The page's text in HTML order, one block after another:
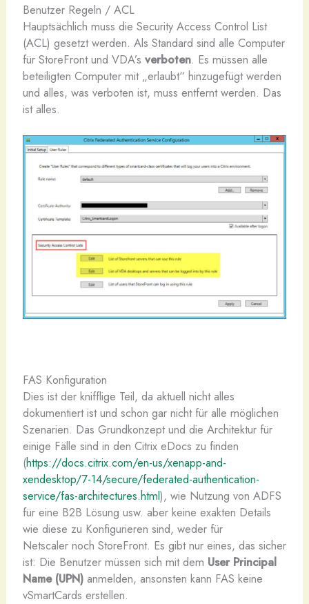
Benutzer Regeln / ACL
Hauptsächlich muss die Security Access Control List
(ACL) gesetzt werden. Als Standard sind alle Computer
für StoreFront und VDA’s verboten. Es müssen alle
beteiligten Computer mit „erlaubt“ hinzugefügt werden
und alles, was verboten ist, muss entfernt werden. Das
ist alles.
FAS Konfiguration
Dies ist der knifflige Teil, da aktuell nicht alles
dokumentiert ist und schon gar nicht für alle möglichen
Szenarien. Das Grundkonzept und die Architektur für
einige Fälle sind in den Citrix eDocs zu finden
(https://docs.citrix.com/en-us/xenapp-and-
xendesktop/7-14/secure/federated-authentication-
service/fas-architectures.html), wie Nutzung von ADFS
für eine B2B Lösung usw. aber keine exakten Details
wie diese zu Konfigurieren sind, weder für
Netscaler noch StoreFront. Es gibt nur eines, das sicher
ist: Die Benutzer müssen sich mit dem User Principal
Name (UPN)anmelden, ansonsten kann FAS keine
vSmartCards erstellen.